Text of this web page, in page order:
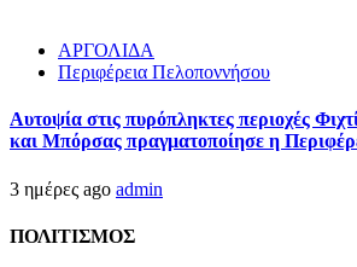
ΑΡΓΟΛΙΔΑ
Περιφέρεια Πελοποννήσου
Αυτοψία στις πυρόπληκτες περιοχές
και Μπόρσας πραγματοποίησε η
3 ημέρες ago admin
ΠΟΛΙΤΙΣΜΟΣ